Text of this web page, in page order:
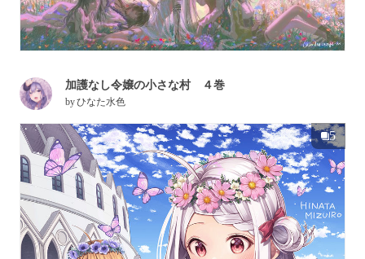
加護なし令嬢の小さな村 ４巻
byひなた水色
5